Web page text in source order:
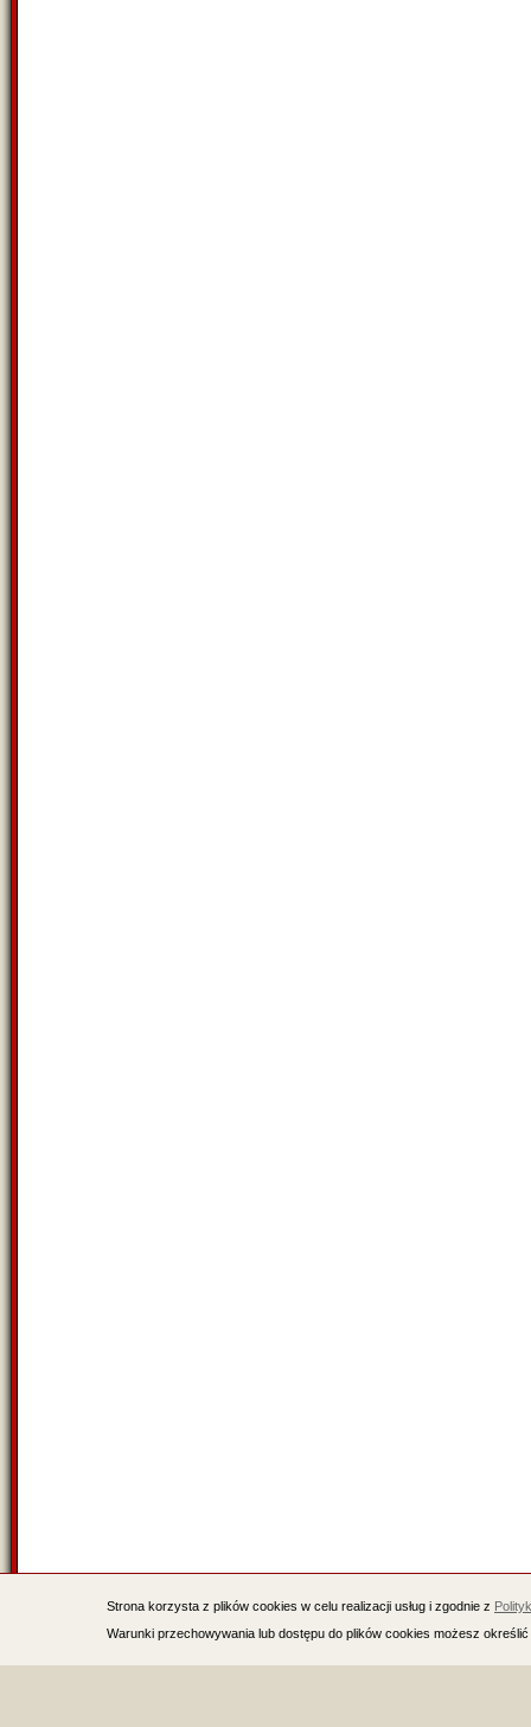
Strona korzysta z plików cookies w celu realizacji usług i zgodnie z
Warunki przechowywania lub dostępu do plików cookies możesz